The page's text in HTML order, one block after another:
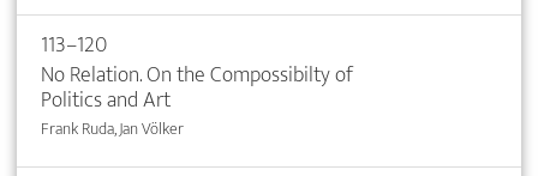
113–120
No Relation. On the Compossibilty of
Politics and Art
Frank Ruda, Jan Völker